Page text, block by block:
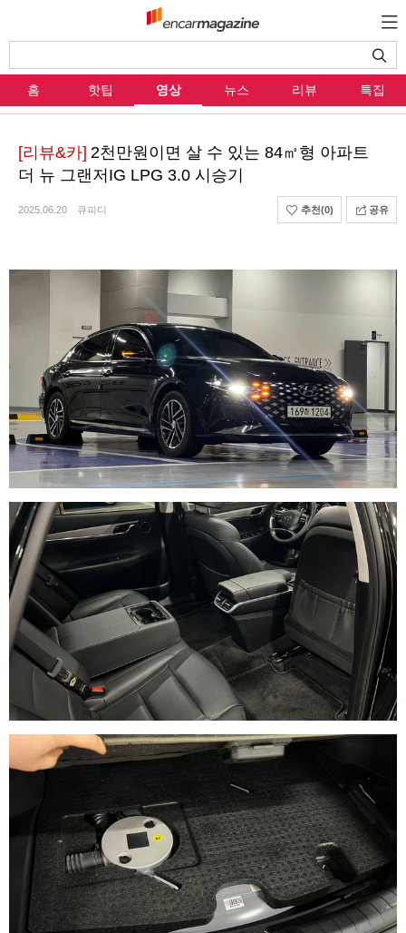
홈 핫팁 영상 뉴스 리뷰 특집
[리뷰&카] 2천만원이면 살 수 있는 84㎡형 아파트
더 뉴 그랜저IG LPG 3.0 시승기
2025.06.20 큐피디 추천(0) 공유